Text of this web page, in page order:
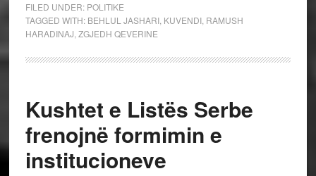
FILED UNDER: POLITIKE
TAGGED WITH: BEHLUL JASHARI, KUVENDI, RAMUSH
HARADINAJ ZGJEDH QEVERINE
Kushtet e Listës Serbe
frenojnë formimin e
institucioneve